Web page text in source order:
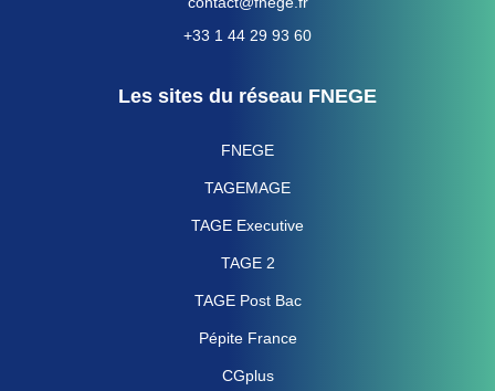
+33 1 44 29 93 60
Les sites du réseau FNEGE
FNEGE
TAGEMAGE
TAGE Executive
TAGE 2
TAGE Post Bac
Pépite France
CGplus